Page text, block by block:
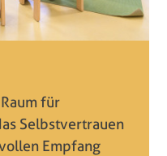
für
Selbstvertrauen
Empfang